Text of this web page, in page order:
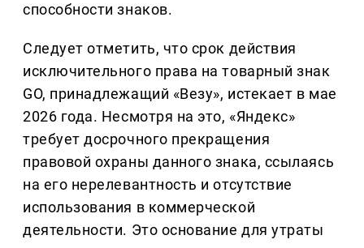
способности знаков.
Следует отметить, что срок действия
исключительного права на товарный знак
GO, принадлежащий «Везу», истекает в мае
2026 года. Несмотря на это, «Яндекс»
требует досрочного прекращения
правовой охраны данного знака, ссылаясь
на его нерелевантность и отсутствие
использования в коммерческой
деятельности. Это основание для утраты